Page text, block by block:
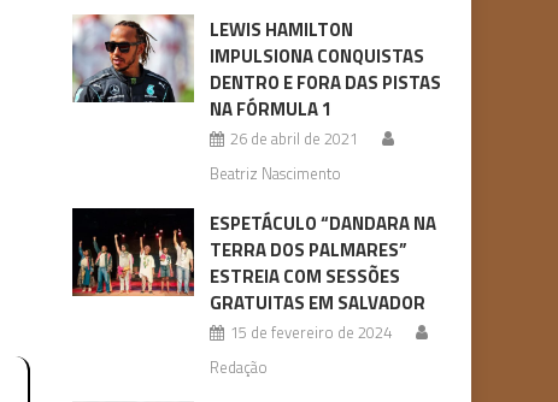
LEWIS HAMILTON
IMPULSIONA CONQUISTAS
DENTRO E FORA DAS PISTAS
NA FÓRMULA 1
26 de abril de 2021
Beatriz Nascimento
ESPETÁCULO “DANDARA NA
TERRA DOS PALMARES”
ESTREIA COM SESSÕES
GRATUITAS EM SALVADOR
15 de fevereiro de 2024
Redação